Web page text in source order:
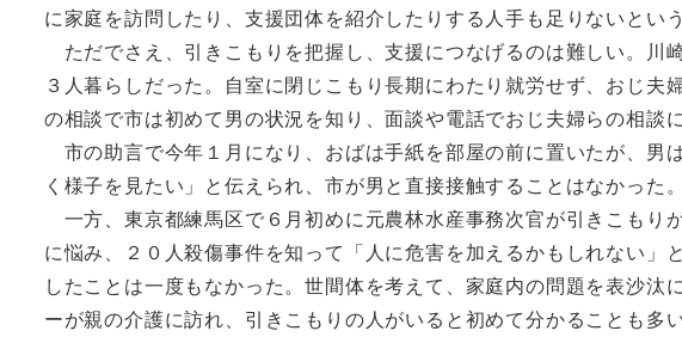
に家庭を訪問したり、支援団体を紹介したりする人手も足りないという
ただでさえ、引きこもりを把握し、支援につなげるのは難しい。川
３人暮らしだった。自室に閉じこもり長期にわたり就労せず、おじ
の相談で市は初めて男の状況を知り、面談や電話でおじ夫婦らの相談に
市の助言で今年１月になり、おばは手紙を部屋の前に置いたが、男
く様子を見たい」と伝えられ、市が男と直接接触することはなかった。
一方、東京都練馬区で６月初めに元農林水産事務次官が引きこもり
に悩み、２０人殺傷事件を知って「人に危害を加えるかもしれない」
したことは一度もなかった。世間体を考えて、家庭内の問題を表沙
ーが親の介護に訪れ、引きこもりの人がいると初めて分かることも多